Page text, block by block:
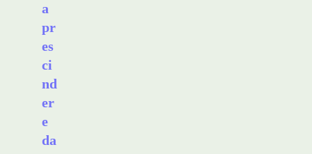
a
pr
es
ci
nd
er
e
da